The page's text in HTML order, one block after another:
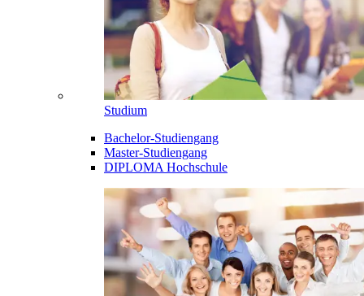
Studium
Bachelor-Studiengang
Master-Studiengang
DIPLOMA Hochschule